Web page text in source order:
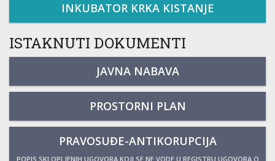
INKUBATOR KRKA KISTANJE
ISTAKNUTI DOKUMENTI
JAVNA NABAVA
PROSTORNI PLAN
PRAVOSUĐE-ANTIKORUPCIJA
POPIS SKLOPLJENIH UGOVORA KOJI SE NE VODE U REGISTRU UGOVORA O